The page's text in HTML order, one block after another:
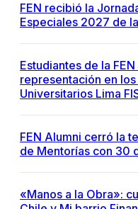
FEN recibió la
Especiales 2027 de
Estudiantes de la
representación en
Universitarios Lima
FEN Alumni cerró la
de Mentorías con 30
«Manos a la Obra»: